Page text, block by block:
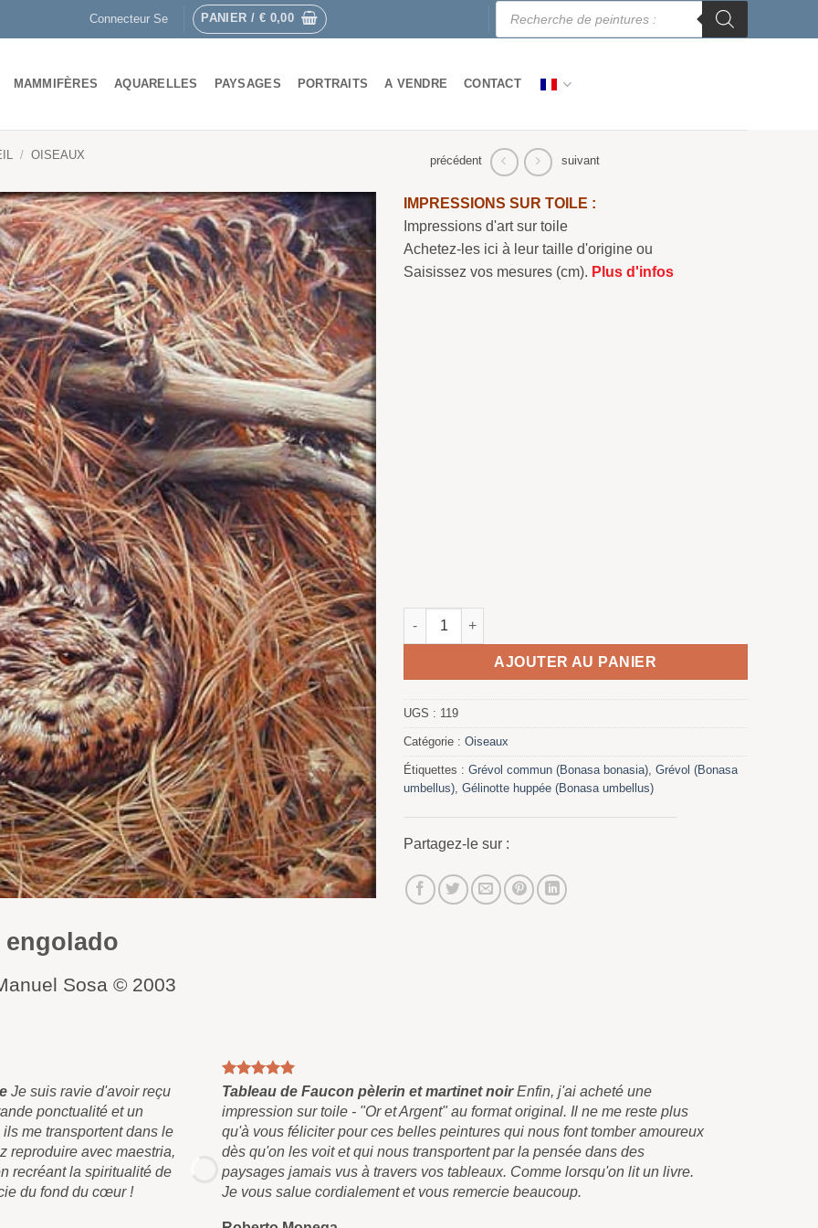
Connecteur Se PANIER / € 0,00
Recherche
produits
MAMMIFÈRES AQUARELLES PAYSAGES PORTRAITS A VENDRE CONTACT
/ OISEAUX précédent suivant
Sosa © 2003
IMPRESSIONS SUR TOILE :
Impressions d'art sur toile
Achetez-les ici à leur taille d'origine ou
Saisissez vos mesures (cm). Plus d'infos
quantité de Grevol engolado
AJOUTER AU PANIER
UGS : 119
Catégorie :Oiseaux
Étiquettes :Grévol commun (Bonasa bonasia) ,Grévol (Bonasa
umbellus) ,Gélinotte huppée (Bonasa umbellus)
Partagez-le sur :
Je suis ravie d'avoir reçu
ponctualité et un
me transportent dans le
reproduire avec maestria,
recréant la spiritualité de
du fond du cœur !
Tableau de Faucon pèlerin et martinet noirEnfin, j'ai acheté une
impression sur toile - "Or et Argent" au format original. Il ne me reste plus
qu'à vous féliciter pour ces belles peintures qui nous font tomber amoureux
dès qu'on les voit et qui nous transportent par la pensée dans des
paysages jamais vus à travers vos tableaux. Comme lorsqu'on lit un livre.
Je vous salue cordialement et vous remercie beaucoup.